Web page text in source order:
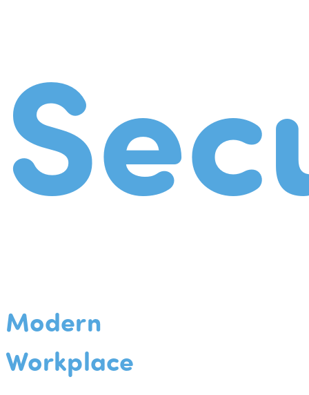
Modern
Workplace